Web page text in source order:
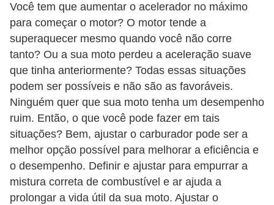
Você tem que aumentar o acelerador no máximo
para começar o motor? O motor tende a
superaquecer mesmo quando você não corre
tanto? Ou a sua moto perdeu a aceleração suave
que tinha anteriormente? Todas essas situações
podem ser possíveis e não são as favoráveis.
Ninguém quer que sua moto tenha um desempenho
ruim. Então, o que você pode fazer em tais
situações? Bem, ajustar o carburador pode ser a
melhor opção possível para melhorar a eficiência e
o desempenho. Definir e ajustar para empurrar a
mistura correta de combustível e ar ajuda a
prolongar a vida útil da sua moto. Ajustar o
i
o
s
e
o
p
c
i
o
n
a